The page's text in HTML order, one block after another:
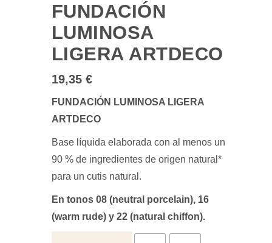
FUNDACIÓN
LUMINOSA
LIGERA ARTDECO
19,35 €
FUNDACIÓN LUMINOSA LIGERA
ARTDECO
Base líquida elaborada con al menos un
90 % de ingredientes de origen natural*
para un cutis natural.
En tonos 08 (neutral porcelain), 16
(warm rude) y 22 (natural chiffon).